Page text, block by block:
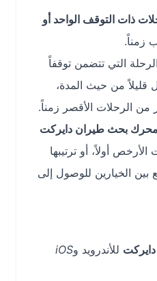
التوقف الواحد أو
تتضمن توقفاً
من حيث المدة،
الأقصر زمناً.
طيران دايركت
أو ترتيبها
للوصول إلى
للأندرويد وiOS